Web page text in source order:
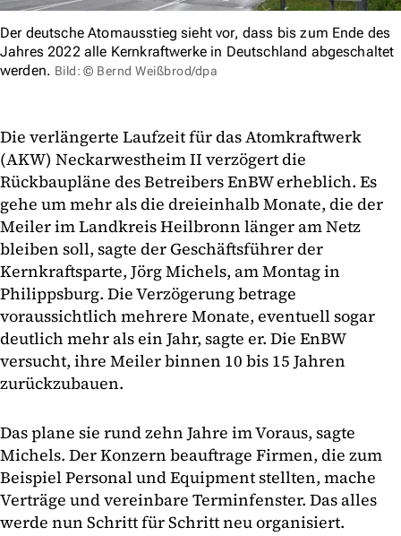
Der deutsche Atomausstieg sieht vor, dass bis zum Ende des
Jahres 2022 alle Kernkraftwerke in Deutschland abgeschaltet
werden. Bild: © Bernd Weißbrod/dpa
Die verlängerte Laufzeit für das Atomkraftwerk
(AKW) Neckarwestheim II verzögert die
Rückbaupläne des Betreibers EnBW erheblich. Es
gehe um mehr als die dreieinhalb Monate, die der
Meiler im Landkreis Heilbronn länger am Netz
bleiben soll, sagte der Geschäftsführer der
Kernkraftsparte, Jörg Michels, am Montag in
Philippsburg. Die Verzögerung betrage
voraussichtlich mehrere Monate, eventuell sogar
deutlich mehr als ein Jahr, sagte er. Die EnBW
versucht, ihre Meiler binnen 10 bis 15 Jahren
zurückzubauen.
Das plane sie rund zehn Jahre im Voraus, sagte
Michels. Der Konzern beauftrage Firmen, die zum
Beispiel Personal und Equipment stellten, mache
Verträge und vereinbare Terminfenster. Das alles
werde nun Schritt für Schritt neu organisiert.